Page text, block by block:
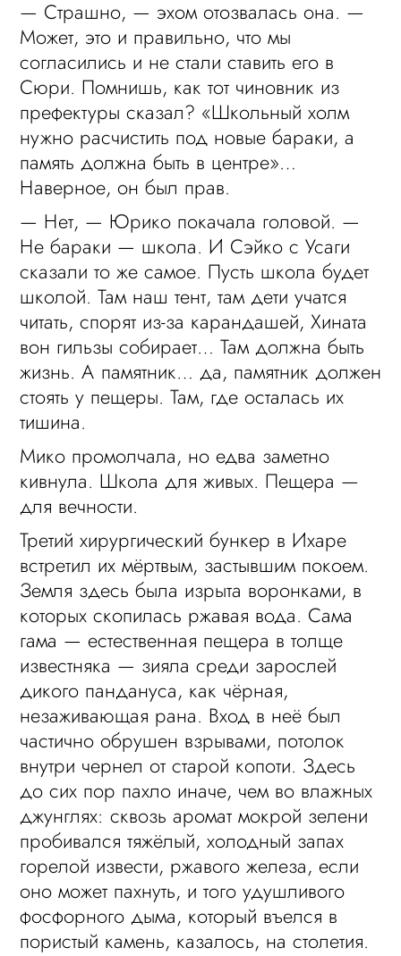
— Страшно, — эхом отозвалась она. —
Может, это и правильно, что мы
согласились и не стали ставить его в
Сюри. Помнишь, как тот чиновник из
префектуры сказал? «Школьный холм
нужно расчистить под новые бараки, а
память должна быть в центре»…
Наверное, он был прав.
— Нет, — Юрико покачала головой. —
Не бараки — школа. И Сэйко с Усаги
сказали то же самое. Пусть школа будет
школой. Там наш тент, там дети учатся
читать, спорят из-за карандашей, Хината
вон гильзы собирает… Там должна быть
жизнь. А памятник… да, памятник должен
стоять у пещеры. Там, где осталась их
тишина.
Мико промолчала, но едва заметно
кивнула. Школа для живых. Пещера —
для вечности.
Третий хирургический бункер в Ихаре
встретил их мёртвым, застывшим покоем.
Земля здесь была изрыта воронками, в
которых скопилась ржавая вода. Сама
гама — естественная пещера в толще
известняка — зияла среди зарослей
дикого пандануса, как чёрная,
незаживающая рана. Вход в неё был
частично обрушен взрывами, потолок
внутри чернел от старой копоти. Здесь
до сих пор пахло иначе, чем во влажных
джунглях: сквозь аромат мокрой зелени
пробивался тяжёлый, холодный запах
горелой извести, ржавого железа, если
оно может пахнуть, и того удушливого
фосфорного дыма, который въелся в
пористый камень, казалось, на столетия.